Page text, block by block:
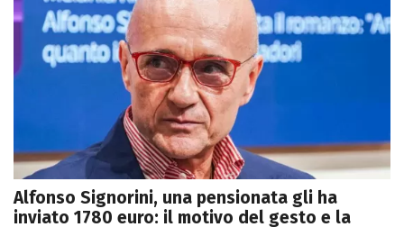
Alfonso Signorini, una pensionata gli ha
inviato 1780 euro: il motivo del gesto e la